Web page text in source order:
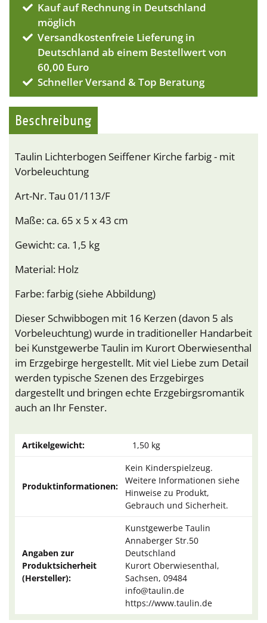
Kauf auf Rechnung in Deutschland
möglich
Versandkostenfreie Lieferung in
Deutschland ab einem Bestellwert von
60,00 Euro
Schneller Versand & Top Beratung
Beschreibung
Taulin Lichterbogen Seiffener Kirche farbig - mit
Vorbeleuchtung
Art-Nr. Tau 01/113/F
Maße: ca. 65 x 5 x 43 cm
Gewicht: ca. 1,5 kg
Material: Holz
Farbe: farbig (siehe Abbildung)
Dieser Schwibbogen mit 16 Kerzen (davon 5 als
Vorbeleuchtung) wurde in traditioneller Handarbeit
bei Kunstgewerbe Taulin im Kurort Oberwiesenthal
im Erzgebirge hergestellt. Mit viel Liebe zum Detail
werden typische Szenen des Erzgebirges
dargestellt und bringen echte Erzgebirgsromantik
auch an Ihr Fenster.
Artikelgewicht: 1,50 kg
Produktinformationen:
Kein Kinderspielzeug.
Weitere Informationen siehe
Hinweise zu Produkt,
Gebrauch und Sicherheit.
Angaben zur
Produktsicherheit
(Hersteller):
Kunstgewerbe Taulin
Annaberger Str.50
Deutschland
Kurort Oberwiesenthal,
Sachsen, 09484
info@taulin.de
https://www.taulin.de